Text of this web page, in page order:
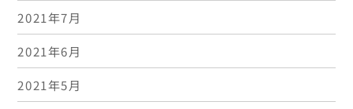
2021年7月
2021年6月
2021年5月